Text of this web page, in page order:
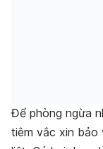
Để phòng ngừa
tiêm vắc xin bảo